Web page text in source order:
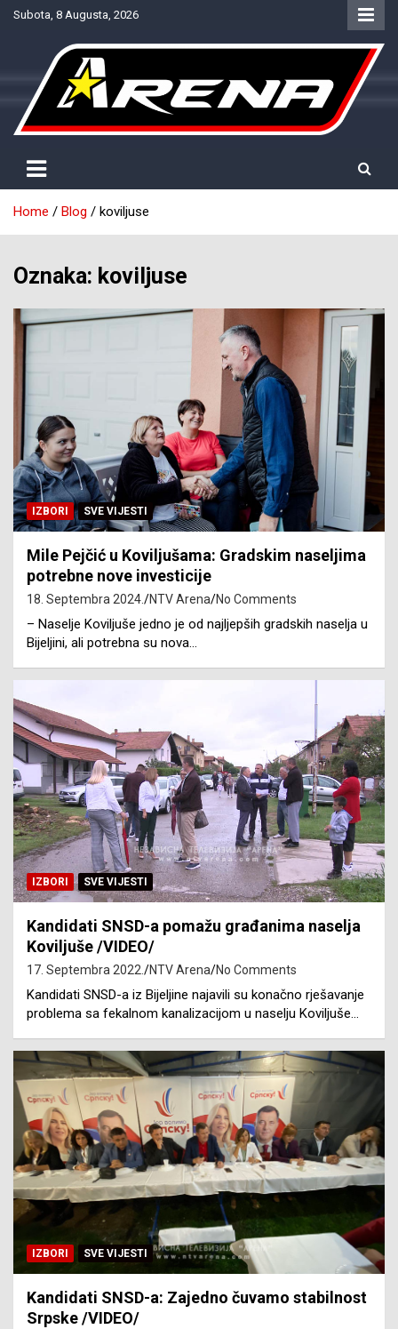
SkipSubota, 8 Augusta, 2026
NTV Arena
Home Blog koviljuse
Oznaka: koviljuse
IZBORI SVE VIJESTI
Mile Pejčić u Koviljušama: Gradskim naseljima
potrebne nove investicije
18. Septembra 2024. NTV Arena No Comments
– Naselje Koviljuše jedno je od najljepših gradskih naselja u
Bijeljini, ali potrebna su nova…
IZBORI SVE VIJESTI
Kandidati SNSD-a pomažu građanima naselja
Koviljuše /VIDEO/
17. Septembra 2022. NTV Arena No Comments
Kandidati SNSD-a iz Bijeljine najavili su konačno rješavanje
problema sa fekalnom kanalizacijom u naselju Koviljuše…
IZBORI SVE VIJESTI
Kandidati SNSD-a: Zajedno čuvamo stabilnost
Srpske /VIDEO/